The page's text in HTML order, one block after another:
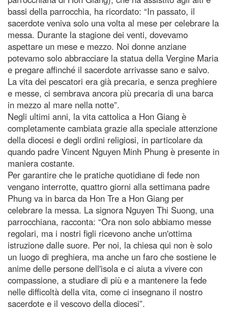
bassi della parrocchia, ha ricordato: “In passato, il
sacerdote veniva solo una volta al mese per celebrare la
messa. Durante la stagione dei venti, dovevamo
aspettare un mese e mezzo. Noi donne anziane
potevamo solo abbracciare la statua della Vergine Maria
e pregare affinché il sacerdote arrivasse sano e salvo.
La vita dei pescatori era già precaria, e senza preghiere
e messe, ci sembrava ancora più precaria di una barca
in mezzo al mare nella notte”.
Negli ultimi anni, la vita cattolica a Hon Giang è
completamente cambiata grazie alla speciale attenzione
della diocesi e degli ordini religiosi, in particolare da
quando padre Vincent Nguyen Minh Phung è presente in
maniera costante.
Per garantire che le pratiche quotidiane di fede non
vengano interrotte, quattro giorni alla settimana padre
Phung va in barca da Hon Tre a Hon Giang per
celebrare la messa. La signora Nguyen Thi Suong, una
parrocchiana, racconta: “Ora non solo abbiamo messe
regolari, ma i nostri figli ricevono anche un'ottima
istruzione dalle suore. Per noi, la chiesa qui non è solo
un luogo di preghiera, ma anche un faro che sostiene le
anime delle persone dell'isola e ci aiuta a vivere con
compassione, a studiare di più e a mantenere la fede
nelle difficoltà della vita, come ci insegnano il nostro
sacerdote e il vescovo della diocesi”.